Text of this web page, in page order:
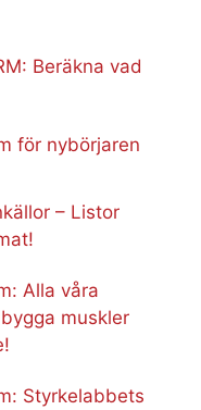
Beräkna vad
för nybörjaren
– Listor
Alla våra
muskler
Styrkelabbets